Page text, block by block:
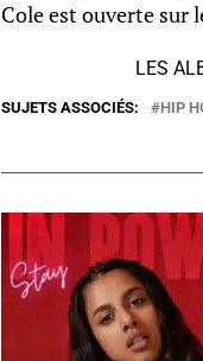
Cole est ouverte sur
LES
SUJETS ASSOCIÉS: HIP